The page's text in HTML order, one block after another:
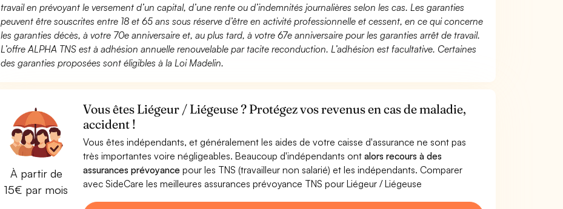
travail en prévoyant le versement d’un capital, d’une rente ou d’indemnités journalières selon les cas. Les garanties
peuvent être souscrites entre 18 et 65 ans sous réserve d’être en activité professionnelle et cessent, en ce qui concerne
les garanties décès, à votre 70e anniversaire et, au plus tard, à votre 67e anniversaire pour les garanties arrêt de travail.
L’offre ALPHA TNS est à adhésion annuelle renouvelable par tacite reconduction. L’adhésion est facultative. Certaines
des garanties proposées sont éligibles à la Loi Madelin.
À partir de
15€ par mois
Vous êtes Liégeur / Liégeuse ? Protégez vos revenus en cas de maladie,
accident !
Vous êtes indépendants, et généralement les aides de votre caisse d'assurance ne sont pas
très importantes voire négligeables. Beaucoup d'indépendants ont alors recours à des
assurances prévoyancepour les TNS (travailleur non salarié) et les indépendants. Comparer
avec SideCare les meilleures assurances prévoyance TNS pour Liégeur / Liégeuse